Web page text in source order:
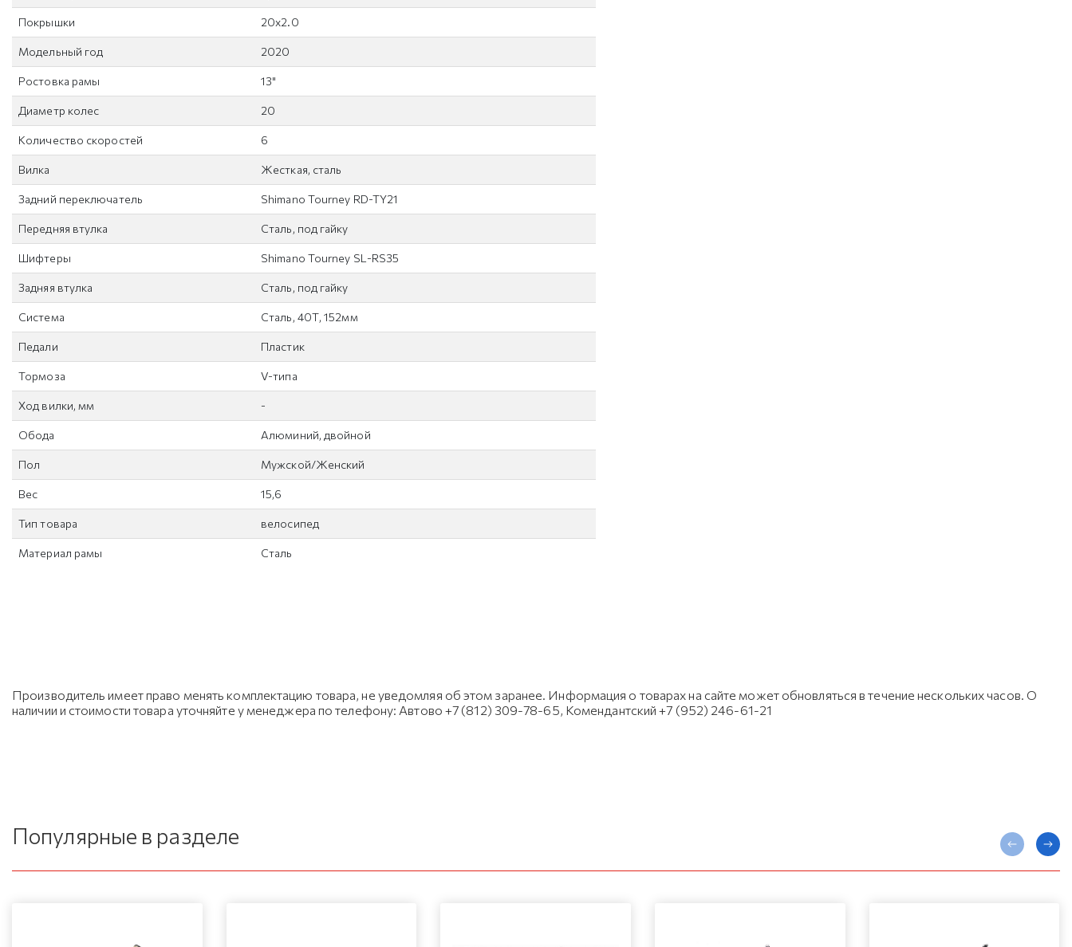
Покрышки 20x2.0
Модельный год 2020
Ростовка рамы 13"
Диаметр колес 20
Количество скоростей 6
Вилка Жесткая, сталь
Задний переключатель Shimano Tourney RD-TY21
Передняя втулка Сталь, под гайку
Шифтеры Shimano Tourney SL-RS35
Задняя втулка Сталь, под гайку
Система Сталь, 40Т, 152мм
Педали Пластик
Тормоза V-типа
Ход вилки, мм -
Обода Алюминий, двойной
Пол Мужской/Женский
Вес 15,6
Тип товара велосипед
Материал рамы Сталь
Производитель имеет право менять комплектацию товара, не уведомляя об этом заранее. Информация о товарах на сайте может обновляться в течение нескольких часов. О
наличии и стоимости товара уточняйте у менеджера по телефону: Автово +7 (812) 309-78-65, Комендантский +7 (952) 246-61-21
Популярные в разделе